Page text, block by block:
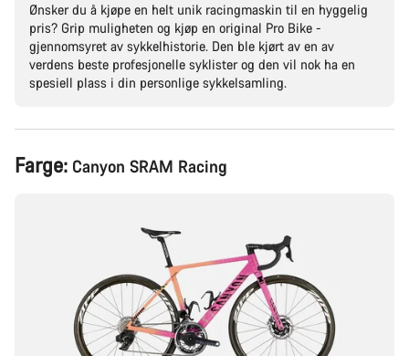
Ønsker du å kjøpe en helt unik racingmaskin til en hyggelig
pris? Grip muligheten og kjøp en original Pro Bike -
gjennomsyret av sykkelhistorie. Den ble kjørt av en av
verdens beste profesjonelle syklister og den vil nok ha en
spesiell plass i din personlige sykkelsamling.
Produktkonfigurasjon
Farge: Canyon SRAM Racing